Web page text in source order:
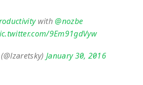
with@nozbe
9Em91gdVyw
January 30, 2016